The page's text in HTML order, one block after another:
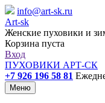
info@art-sk.ru
Art-sk
Женские пуховики и
Корзина пуста
Вход
ПУХОВИКИ АРТ-СК
+7 926 196 58 81
Меню